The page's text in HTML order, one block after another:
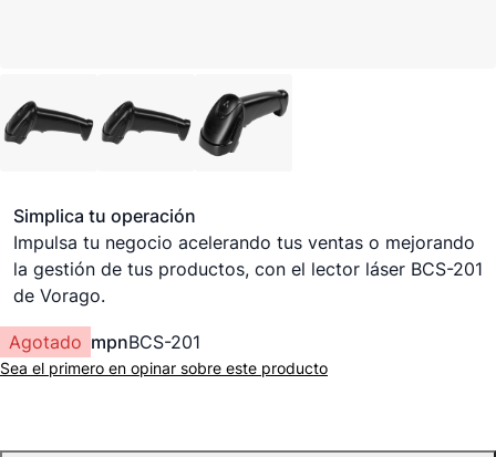
Simplica tu operación
Impulsa tu negocio acelerando tus ventas o mejorando
la gestión de tus productos, con el lector láser BCS-201
de Vorago.
Agotado mpnBCS-201
Sea el primero en opinar sobre este producto